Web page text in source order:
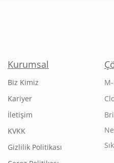
Kurumsal
Biz Kimiz
Kariyer
İletişim
KVKK
Gizlilik Politikası